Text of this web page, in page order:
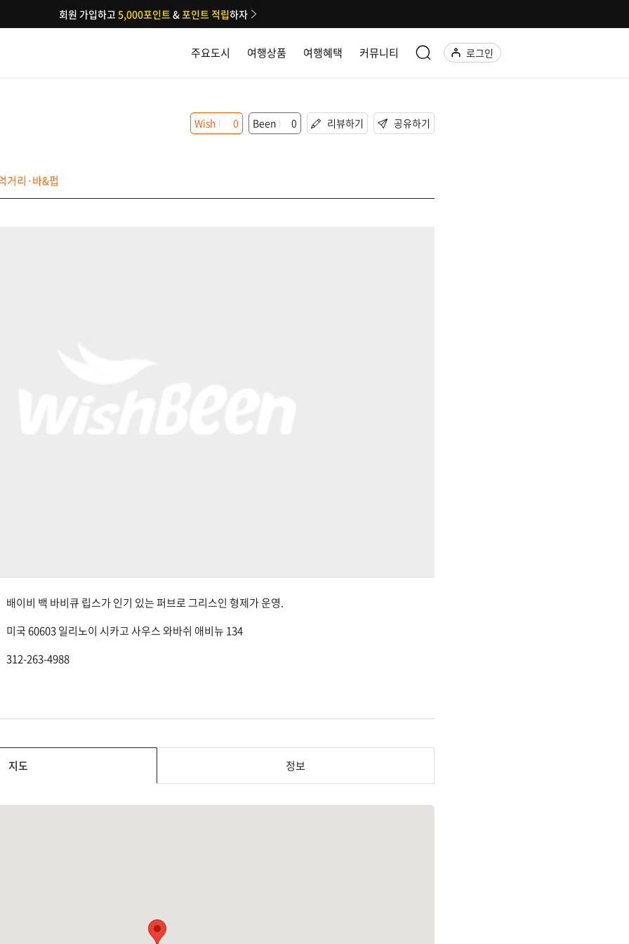
주요도시 여행상품 여행혜택 커뮤니티 로그인
회원 가입하고5,000포인트&포인트 적립하자
거리·바&펍
Wish 0 Been 0 리뷰하기 공유하기
배이비 백 바비큐 립스가 인기 있는 퍼브로 그리스인 형제가 운영.
미국 60603 일리노이 시카고 사우스 와바쉬 애비뉴 134
312-263-4988
지도 정보